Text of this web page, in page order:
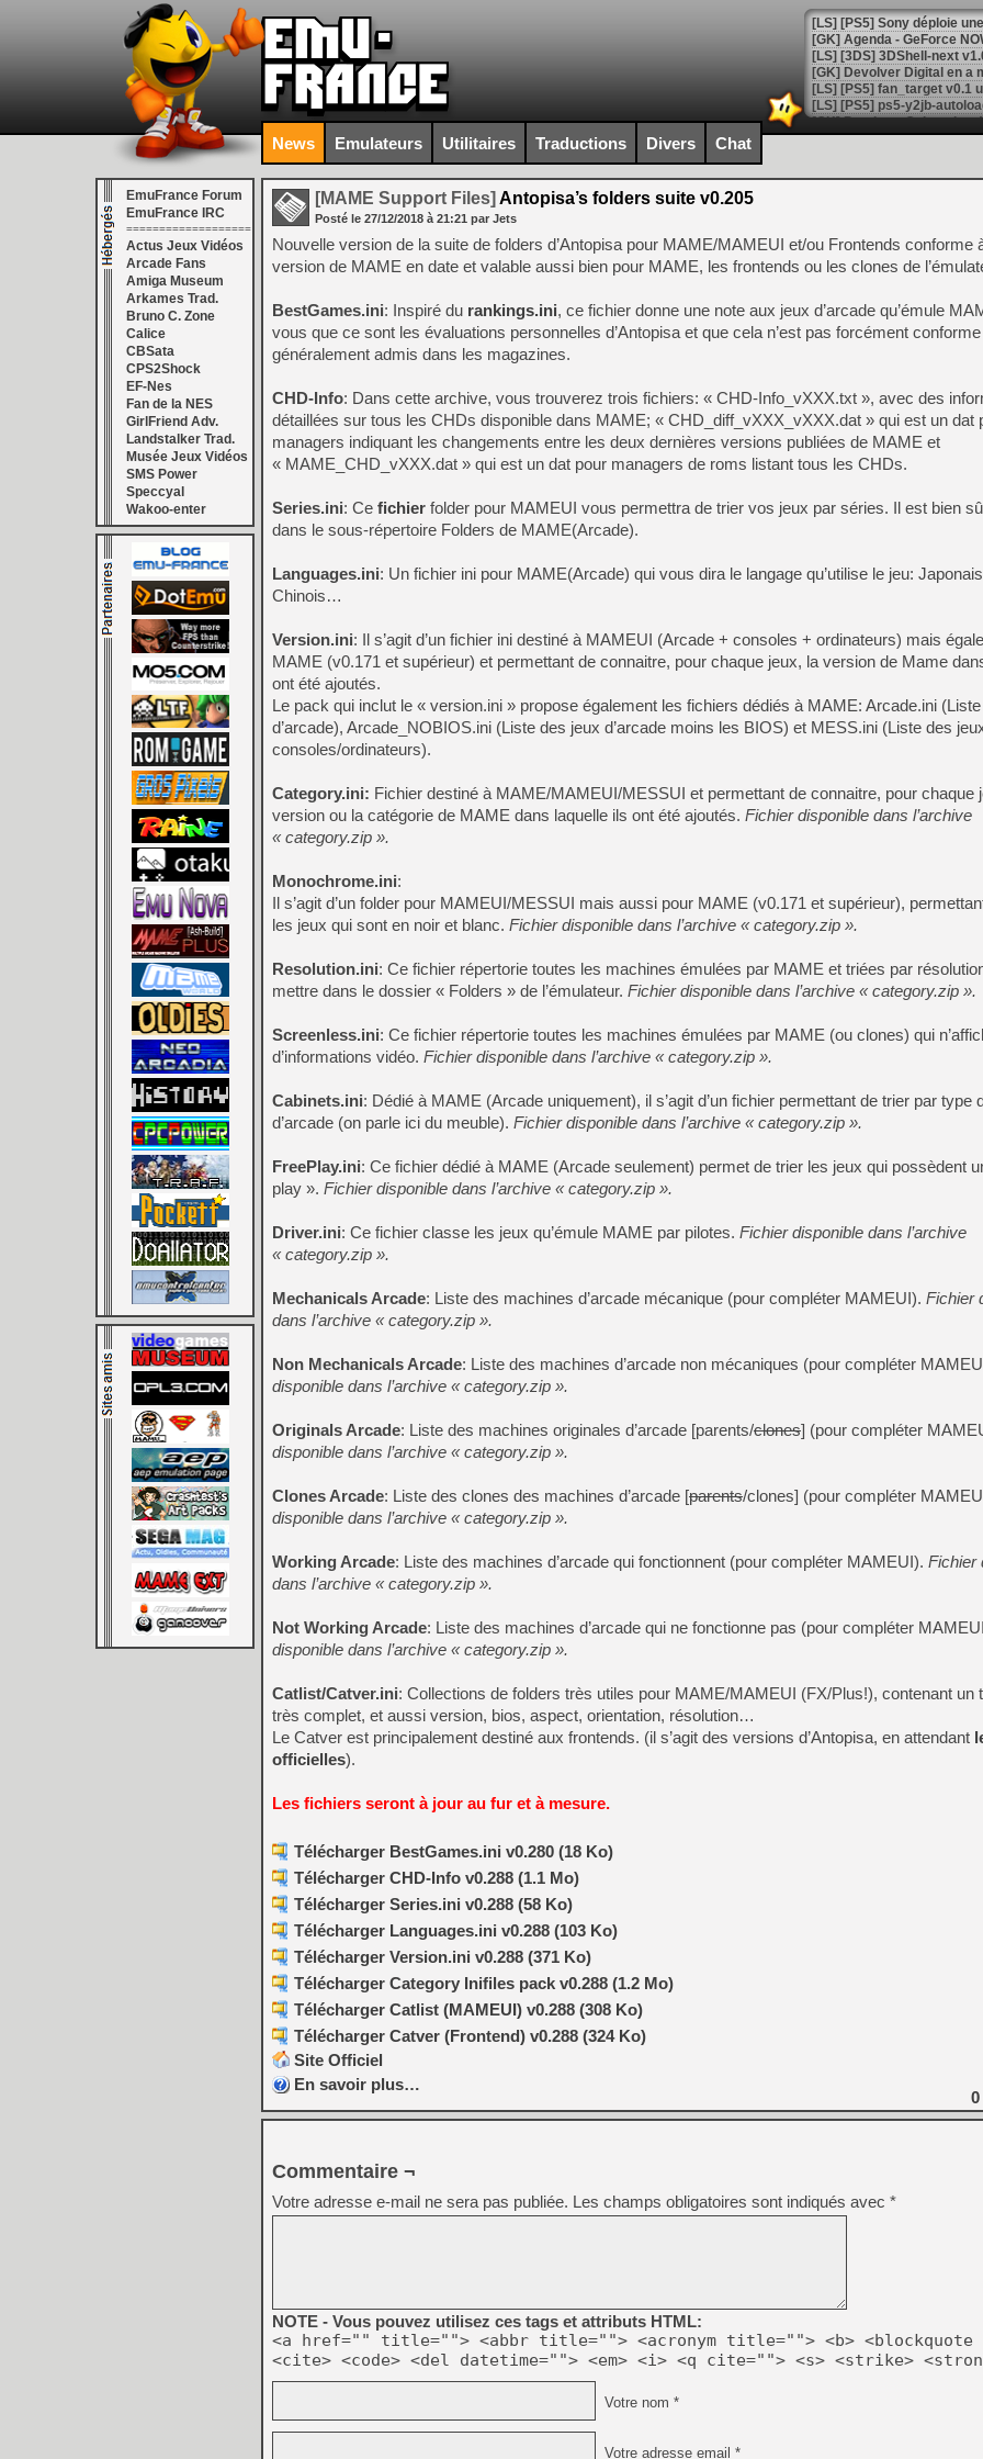
[GK] Agenda - GeForce
[GK] Devolver Digital en a
[LS] [PS5] ps5-y2jb-
[GK] Pourquoi Marvel
[GK] Test : Restory : Chill
[GK] GTA 6 : Rockstar
[GK] Hot Wheels Infinite
[GK] Mémoire cash -
[GK] Résultats Nintendo :
[GK] Déjà des
[Mo5] Brickboy cherche à
[GK] Minecraft et ses «
[GK] Beast of
[GK] Ubisoft : fin de partie
[GK] Mémoire cash -
[GK] Dan Houser (GTA)
[GK] Comment EA Sports
[GK] Crimson Moon : un
[GK] Isle of Reveries : le
[GK] Moonlighter 2 : The
[GK] Capcom relance
[Mo5] Deux inédits du
[GK] Le beat'em up The
[GK] Endless Legend 2 :
[LS] [PS5] Le WebKit
[GK] Oubliez Crazy Taxi,
[LS] [Switch] NSZ 5.0.0
[GK] No More Room in
News Emulateurs Utilitaires Traductions Divers Chat
EmuFrance Forum
EmuFrance IRC
===================
Actus Jeux Vidéos
Arcade Fans
Amiga Museum
Arkames Trad.
Bruno C. Zone
Calice
CBSata
CPS2Shock
EF-Nes
Fan de la NES
GirlFriend Adv.
Landstalker Trad.
Musée Jeux Vidéos
SMS Power
Speccyal
Wakoo-enter
[MAME Support Files] Antopisa’s folders suite v0.205
Posté le 27/12/2018 à 21:21 par Jets
Nouvelle version de la suite de folders d’Antopisa pour MAME/MAMEUI et/ou Frontends conforme
version de MAME en date et valable aussi bien pour MAME, les frontends ou les clones de
BestGames.ini: Inspiré du rankings.ini, ce fichier donne une note aux jeux d’arcade qu’émule
vous que ce sont les évaluations personnelles d’Antopisa et que cela n’est pas forcément
généralement admis dans les magazines.
CHD-Info: Dans cette archive, vous trouverez trois fichiers: « CHD-Info_vXXX.txt », avec des
détaillées sur tous les CHDs disponible dans MAME; « CHD_diff_vXXX_vXXX.dat » qui est un dat
managers indiquant les changements entre les deux dernières versions publiées de MAME et
« MAME_CHD_vXXX.dat » qui est un dat pour managers de roms listant tous les CHDs.
Series.ini: Ce fichier folder pour MAMEUI vous permettra de trier vos jeux par séries. Il est bien
dans le sous-répertoire Folders de MAME(Arcade).
Languages.ini: Un fichier ini pour MAME(Arcade) qui vous dira le langage qu’utilise le jeu:
Chinois…
Version.ini: Il s’agit d’un fichier ini destiné à MAMEUI (Arcade + consoles + ordinateurs) mais
MAME (v0.171 et supérieur) et permettant de connaitre, pour chaque jeux, la version de Mame
ont été ajoutés.
Le pack qui inclut le « version.ini » propose également les fichiers dédiés à MAME: Arcade.ini
d’arcade), Arcade_NOBIOS.ini (Liste des jeux d’arcade moins les BIOS) et MESS.ini (Liste des
consoles/ordinateurs).
Category.ini: Fichier destiné à MAME/MAMEUI/MESSUI et permettant de connaitre, pour chaque
version ou la catégorie de MAME dans laquelle ils ont été ajoutés. Fichier disponible dans l’archive
« category.zip ».
Monochrome.ini:
Il s’agit d’un folder pour MAMEUI/MESSUI mais aussi pour MAME (v0.171 et supérieur),
les jeux qui sont en noir et blanc. Fichier disponible dans l’archive « category.zip ».
Resolution.ini: Ce fichier répertorie toutes les machines émulées par MAME et triées par
mettre dans le dossier « Folders » de l’émulateur. Fichier disponible dans l’archive « category.zip ».
Screenless.ini: Ce fichier répertorie toutes les machines émulées par MAME (ou clones) qui
d’informations vidéo. Fichier disponible dans l’archive « category.zip ».
Cabinets.ini: Dédié à MAME (Arcade uniquement), il s’agit d’un fichier permettant de trier par type
d’arcade (on parle ici du meuble). Fichier disponible dans l’archive « category.zip ».
FreePlay.ini: Ce fichier dédié à MAME (Arcade seulement) permet de trier les jeux qui possèdent
play ». Fichier disponible dans l’archive « category.zip ».
Driver.ini: Ce fichier classe les jeux qu’émule MAME par pilotes. Fichier disponible dans l’archive
« category.zip ».
Mechanicals Arcade: Liste des machines d’arcade mécanique (pour compléter MAMEUI). Fichier
dans l’archive « category.zip ».
Non Mechanicals Arcade: Liste des machines d’arcade non mécaniques (pour compléter
disponible dans l’archive « category.zip ».
Originals Arcade: Liste des machines originales d’arcade [parents/clones] (pour compléter
disponible dans l’archive « category.zip ».
Clones Arcade: Liste des clones des machines d’arcade [parents/clones] (pour compléter
disponible dans l’archive « category.zip ».
Working Arcade: Liste des machines d’arcade qui fonctionnent (pour compléter MAMEUI). Fichier
dans l’archive « category.zip ».
Not Working Arcade: Liste des machines d’arcade qui ne fonctionne pas (pour compléter
disponible dans l’archive « category.zip ».
Catlist/Catver.ini: Collections de folders très utiles pour MAME/MAMEUI (FX/Plus!), contenant un
très complet, et aussi version, bios, aspect, orientation, résolution…
Le Catver est principalement destiné aux frontends. (il s’agit des versions d’Antopisa, en attendant
officielles).
Les fichiers seront à jour au fur et à mesure.
Télécharger BestGames.ini v0.280 (18 Ko)
Télécharger CHD-Info v0.288 (1.1 Mo)
Télécharger Series.ini v0.288 (58 Ko)
Télécharger Languages.ini v0.288 (103 Ko)
Télécharger Version.ini v0.288 (371 Ko)
Télécharger Category Inifiles pack v0.288 (1.2 Mo)
Télécharger Catlist (MAMEUI) v0.288 (308 Ko)
Télécharger Catver (Frontend) v0.288 (324 Ko)
Site Officiel
En savoir plus…
0
Commentaire ¬
Votre adresse e-mail ne sera pas publiée. Les champs obligatoires sont indiqués avec *
NOTE - Vous pouvez utilisez ces tags et attributs HTML:
<a href="" title=""> <abbr title=""> <acronym title=""> <b> <blockquote
<cite> <code> <del datetime=""> <em> <i> <q cite=""> <s> <strike>
Votre nom *
Votre adresse email *